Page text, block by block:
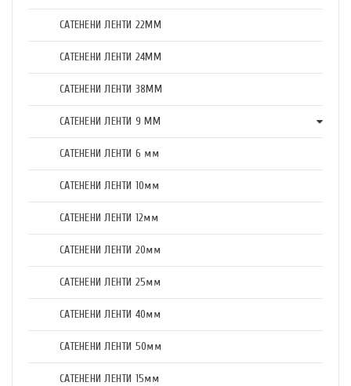
САТЕНЕНИ ЛЕНТИ 22ММ
САТЕНЕНИ ЛЕНТИ 24ММ
САТЕНЕНИ ЛЕНТИ 38ММ
САТЕНЕНИ ЛЕНТИ 9 ММ
САТЕНЕНИ ЛЕНТИ 6 мм
САТЕНЕНИ ЛЕНТИ 10мм
САТЕНЕНИ ЛЕНТИ 12мм
САТЕНЕНИ ЛЕНТИ 20мм
САТЕНЕНИ ЛЕНТИ 25мм
САТЕНЕНИ ЛЕНТИ 40мм
САТЕНЕНИ ЛЕНТИ 50мм
САТЕНЕНИ ЛЕНТИ 15мм